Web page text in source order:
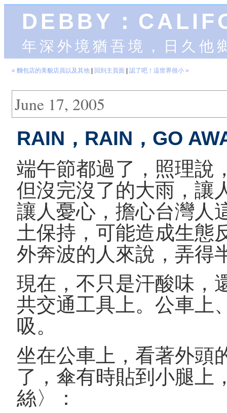
DEBBY：
年深外境猶吾境，日久
« 麵包店的美貌店員以及其他 回到主頁面 認了吧！這世界很小 »
June 17, 2005
RAIN，RAIN，GO
端午節都過了，照理說
但沒完沒了的大雨，讓
讓人憂心，擔心台灣人
土保持，可能造成生態
外奔波的人來說，弄得
現在，不只是汗酸味，
共交通工具上。公車上
吸。
坐在公車上，看著外頭
了，傘有時貼到小腿上
絲〉：